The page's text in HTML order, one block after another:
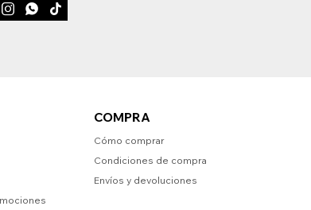
COMPRA
Cómo comprar
Condiciones de compra
Envíos y devoluciones
  